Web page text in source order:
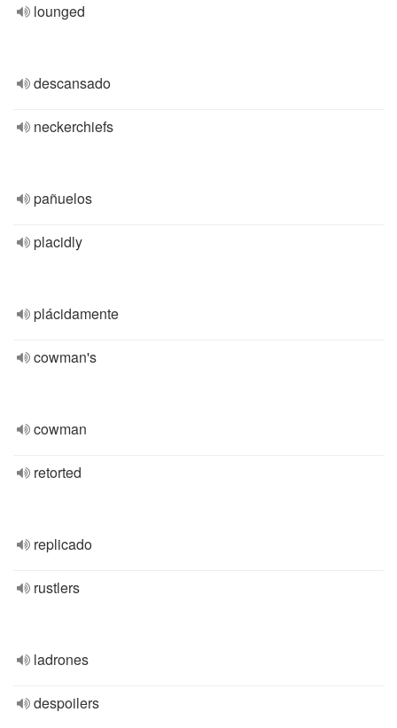
lounged
descansado
neckerchiefs
pañuelos
placidly
plácidamente
cowman's
cowman
retorted
replicado
rustlers
ladrones
despoilers